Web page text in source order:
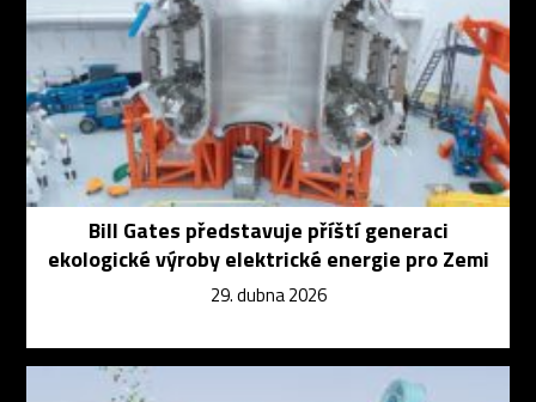
Bill Gates představuje příští generaci
ekologické výroby elektrické energie pro Zemi
29. dubna 2026